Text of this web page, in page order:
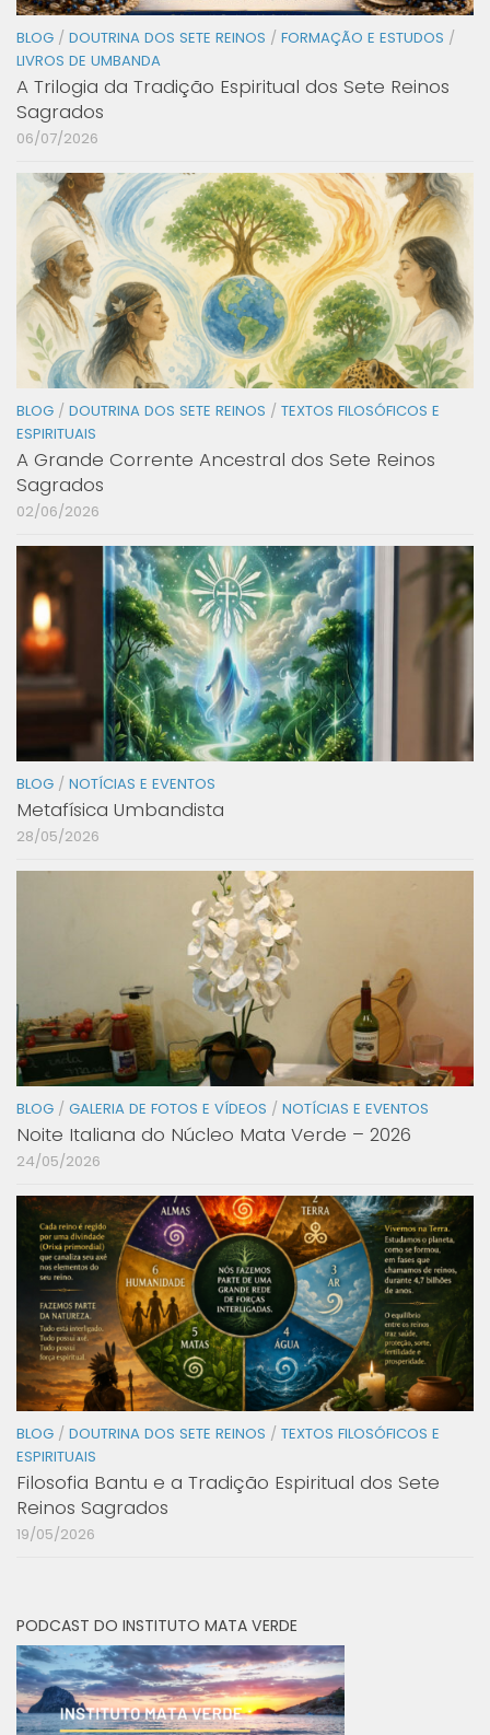
BLOG / DOUTRINA DOS SETE REINOS / FORMAÇÃO E ESTUDOS /
LIVROS DE UMBANDA
A Trilogia da Tradição Espiritual dos Sete Reinos
Sagrados
06/07/2026
BLOG / DOUTRINA DOS SETE REINOS / TEXTOS FILOSÓFICOS E
ESPIRITUAIS
A Grande Corrente Ancestral dos Sete Reinos
Sagrados
02/06/2026
BLOG / NOTÍCIAS E EVENTOS
Metafísica Umbandista
28/05/2026
BLOG / GALERIA DE FOTOS E VÍDEOS / NOTÍCIAS E EVENTOS
Noite Italiana do Núcleo Mata Verde – 2026
24/05/2026
BLOG / DOUTRINA DOS SETE REINOS / TEXTOS FILOSÓFICOS E
ESPIRITUAIS
Filosofia Bantu e a Tradição Espiritual dos Sete
Reinos Sagrados
19/05/2026
PODCAST DO INSTITUTO MATA VERDE